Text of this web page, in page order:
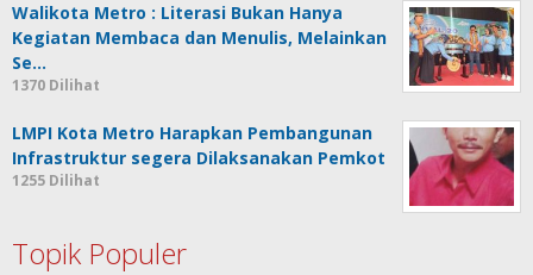
Walikota Metro : Literasi Bukan Hanya
Kegiatan Membaca dan Menulis, Melainkan
Se…
1370 Dilihat
LMPI Kota Metro Harapkan Pembangunan
Infrastruktur segera Dilaksanakan Pemkot
1255 Dilihat
Topik Populer